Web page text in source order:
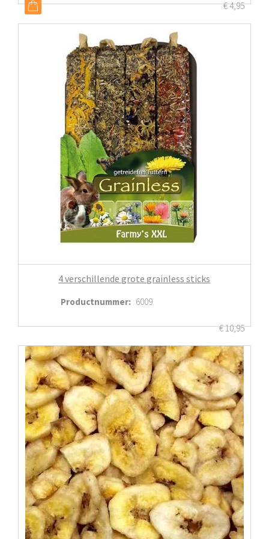
€4,95
4 verschillende grote grainless sticks
Productnummer: 6009
€10,95